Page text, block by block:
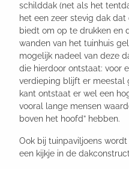
schilddak (net als het
het een zeer stevig dak
biedt om op te drukken en
wanden van het tuinhuis
mogelijk nadeel van deze
die hierdoor ontstaat: voor
verdieping blijft er meestal
kant ontstaat er wel een
vooral lange mensen
boven het hoofd” hebben.
Ook bij tuinpaviljoens
een kijkje in de